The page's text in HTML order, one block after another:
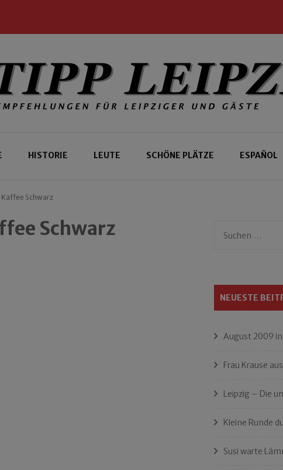
HISTORIE LEUTE SCHÖNE PLÄTZE ESPAÑOL
Schwarz
Schwarz
Suchen
NEUESTE
August 2009
Frau Krause
Leipzig – Die
Kleine Runde
Susi warte